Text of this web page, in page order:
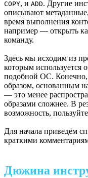
COPY, и ADD. Другие
описывают
время выполнения
например — открыть
команду.
Здесь мы исходим из
которым используется
подобной ОС. Конечно,
образом, основанным
— это менее
образами сложнее. В
возможность,
Для начала приведём
краткими
Дюжина